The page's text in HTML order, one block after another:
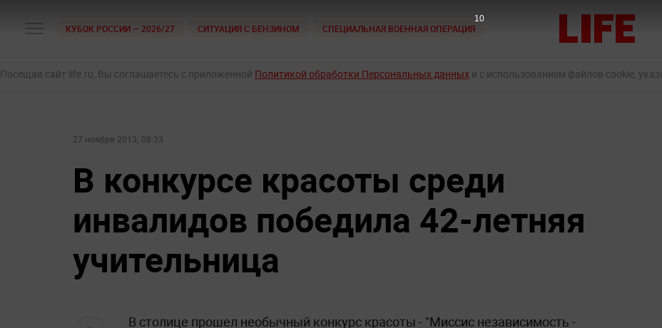
КУБОК РОССИИ — 2026/27 СИТУАЦИЯ С БЕНЗИНОМ СПЕЦИАЛЬНАЯ ВОЕННАЯ ОПЕРАЦИЯ
Посещая сайт life.ru, Вы соглашаетесь с приложенной Политикой обработки Персональных данных и с использованием файлов cookie,
27 ноября 2013, 08:33
В конкурсе красоты среди
инвалидов победила 42-летняя
учительница
В столице прошел необычный конкурс красоты - "Миссис независимость -
9